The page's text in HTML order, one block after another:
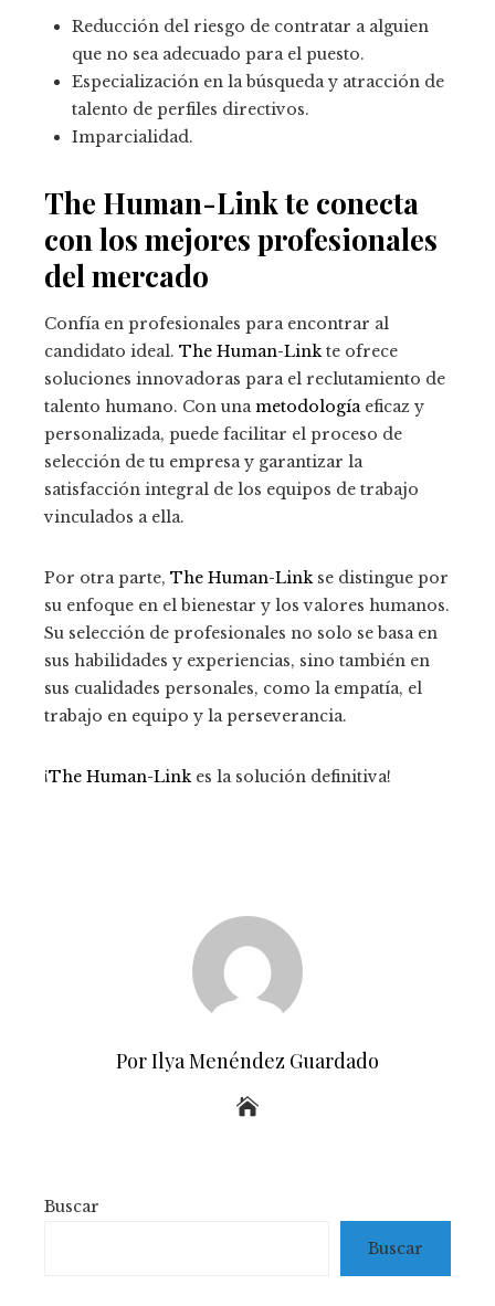
Reducción del riesgo de contratar a alguien
que no sea adecuado para el puesto.
Especialización en la búsqueda y atracción de
talento de perfiles directivos.
Imparcialidad.
The Human-Link te conecta
con los mejores profesionales
del mercado
Confía en profesionales para encontrar al
candidato ideal. The Human-Linkte ofrece
soluciones innovadoras para el reclutamiento de
talento humano. Con unametodologíaeficaz y
personalizada, puede facilitar el proceso de
selección de tu empresa y garantizar la
satisfacción integral de los equipos de trabajo
vinculados a ella.
Por otra parte, The Human-Linkse distingue por
su enfoque en el bienestar y los valores humanos.
Su selección de profesionales no solo se basa en
sus habilidades y experiencias, sino también en
sus cualidades personales, como la empatía, el
trabajo en equipo y la perseverancia.
¡The Human-Linkes la solución definitiva!
Por Ilya Menéndez Guardado
Buscar
Buscar